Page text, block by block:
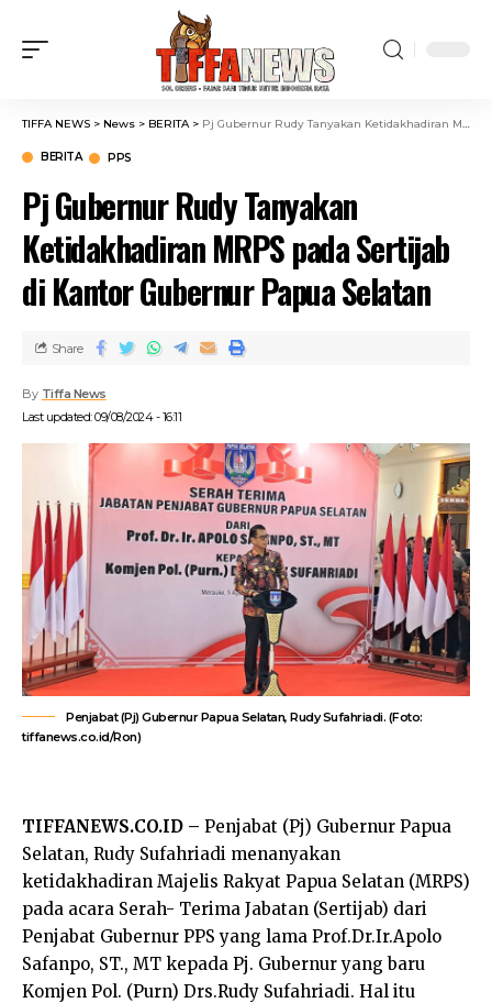
TIFFA NEWS > News > BERITA> Pj Gubernur Rudy Tanyakan Ketidakhadiran MRPS pada Sertijab di Kantor Gubernur Papua Selatan
BERITA PPS
Pj Gubernur Rudy Tanyakan
Ketidakhadiran MRPS pada Sertijab
di Kantor Gubernur Papua Selatan
Last updated: 09/08/2024 - 16:11
By Tiffa News
Share
Penjabat (Pj) Gubernur Papua Selatan, Rudy Sufahriadi. (Foto:
tiffanews.co.id/Ron)
TIFFANEWS.CO.ID – Penjabat (Pj) Gubernur Papua
Selatan, Rudy Sufahriadi menanyakan
ketidakhadiran Majelis Rakyat Papua Selatan (MRPS)
pada acara Serah- Terima Jabatan (Sertijab) dari
Penjabat Gubernur PPS yang lama Prof.Dr.Ir.Apolo
Safanpo, ST., MT kepada Pj. Gubernur yang baru
Komjen Pol. (Purn) Drs.Rudy Sufahriadi. Hal itu